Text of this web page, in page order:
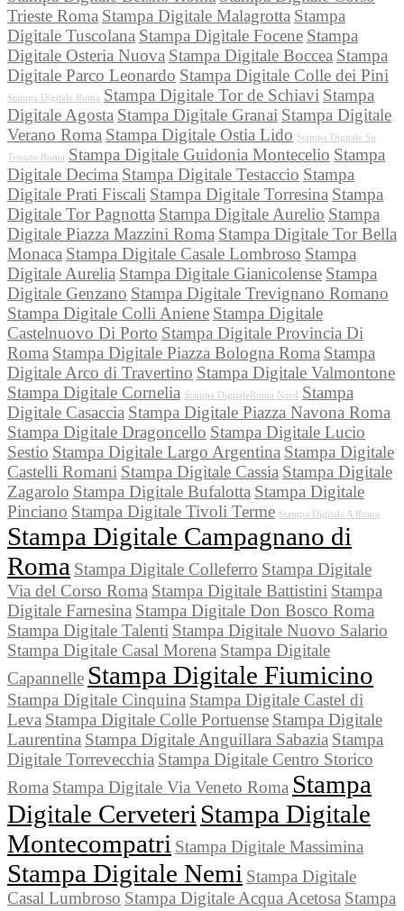
Trieste Roma Stampa Digitale Malagrotta Stampa
Digitale Tuscolana Stampa Digitale Focene Stampa
Digitale Osteria Nuova Stampa Digitale Boccea Stampa
Digitale Parco Leonardo Stampa Digitale Colle dei Pini
Stampa Digitale Roma Stampa Digitale Tor de Schiavi Stampa
Digitale Agosta Stampa Digitale Granai Stampa Digitale
Verano Roma Stampa Digitale Ostia Lido Stampa Digitale Su
Tessuto Roma Stampa Digitale Guidonia Montecelio Stampa
Digitale Decima Stampa Digitale Testaccio Stampa
Digitale Prati Fiscali Stampa Digitale Torresina Stampa
Digitale Tor Pagnotta Stampa Digitale Aurelio Stampa
Digitale Piazza Mazzini Roma Stampa Digitale Tor Bella
Monaca Stampa Digitale Casale Lombroso Stampa
Digitale Aurelia Stampa Digitale Gianicolense Stampa
Digitale Genzano Stampa Digitale Trevignano Romano
Stampa Digitale Colli Aniene Stampa Digitale
Castelnuovo Di Porto Stampa Digitale Provincia Di
Roma Stampa Digitale Piazza Bologna Roma Stampa
Digitale Arco di Travertino Stampa Digitale Valmontone
Stampa Digitale Cornelia Stampa DigitaleRoma Nord
Stampa
Digitale Casaccia Stampa Digitale Piazza Navona Roma
Stampa Digitale Dragoncello Stampa Digitale Lucio
Sestio Stampa Digitale Largo Argentina Stampa Digitale
Castelli Romani Stampa Digitale Cassia Stampa Digitale
Zagarolo Stampa Digitale Bufalotta Stampa Digitale
Pinciano Stampa Digitale Tivoli Terme Stampa Digitale A Roma
Stampa Digitale Campagnano di
Roma Stampa Digitale Colleferro Stampa Digitale
Via del Corso Roma Stampa Digitale Battistini Stampa
Digitale Farnesina Stampa Digitale Don Bosco Roma
Stampa Digitale Talenti Stampa Digitale Nuovo Salario
Stampa Digitale Casal Morena Stampa Digitale
Capannelle Stampa Digitale Fiumicino
Stampa Digitale Cinquina Stampa Digitale Castel di
Leva Stampa Digitale Colle Portuense Stampa Digitale
Laurentina Stampa Digitale Anguillara Sabazia Stampa
Digitale Torrevecchia Stampa Digitale Centro Storico
Roma Stampa Digitale Via Veneto Roma Stampa
Digitale Cerveteri Stampa Digitale
Montecompatri Stampa Digitale Massimina
Stampa Digitale Nemi Stampa Digitale
Casal Lumbroso Stampa Digitale Acqua Acetosa Stampa